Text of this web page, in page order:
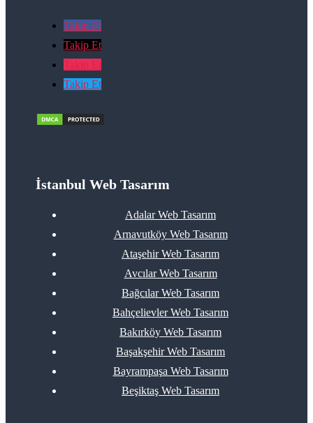
Takip Et
Takip Et
Takip Et
İstanbul Web Tasarım
Adalar Web Tasarım
Arnavutköy Web Tasarım
Ataşehir Web Tasarım
Avcılar Web Tasarım
Bağcılar Web Tasarım
Bahçelievler Web Tasarım
Bakırköy Web Tasarım
Başakşehir Web Tasarım
Bayrampaşa Web Tasarım
Beşiktaş Web Tasarım